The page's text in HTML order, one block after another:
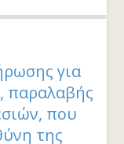
για
παραλαβής
που
της